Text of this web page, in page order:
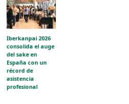
Iberkanpai 2026
consolida el auge
del sake en
España con un
récord de
asistencia
profesional